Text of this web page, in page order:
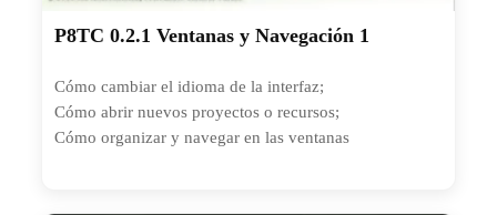
P8TC 0.2.1 Ventanas y Navegación 1
Cómo cambiar el idioma de la interfaz;
Cómo abrir nuevos proyectos o recursos;
Cómo organizar y navegar en las ventanas